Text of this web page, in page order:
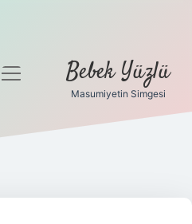
menüyü
Bebek Yüzlü
Masumiyetin Simgesi